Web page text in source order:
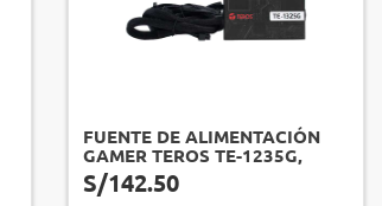
FUENTE DE ALIMENTACIÓN
GAMER TEROS TE-1235G,
FORMATO ATX, 650W 80 PLUS
BRONZE 110-240
S/142.50